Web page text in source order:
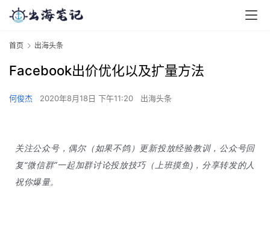
首页 出海头条
Facebook出价优化以及扩量方法
何俊杰 2020年8月18日 下午11:20 出海头条
关注公众号，偶尔（如果不鸽）更新投放经验教训，公众号回
复“微信群”一起加群讨论投放技巧（上班摸鱼)，分享转发的人
祝你爆量。